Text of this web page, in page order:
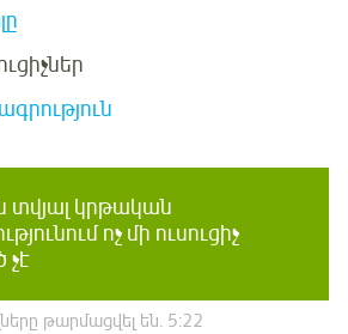
տվյալ կրթական
ոչ մի ուսուցիչ
թարմացվել են. 5:22